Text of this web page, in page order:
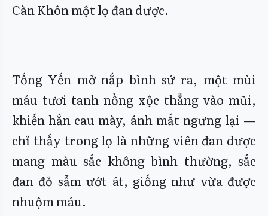
Càn Khôn một lọ đan dược.
Tống Yến mở nắp bình sứ ra, một mùi
máu tươi tanh nồng xộc thẳng vào mũi,
khiến hắn cau mày, ánh mắt ngưng lại —
chỉ thấy trong lọ là những viên đan dược
mang màu sắc không bình thường, sắc
đan đỏ sẫm ướt át, giống như vừa được
nhuộm máu.